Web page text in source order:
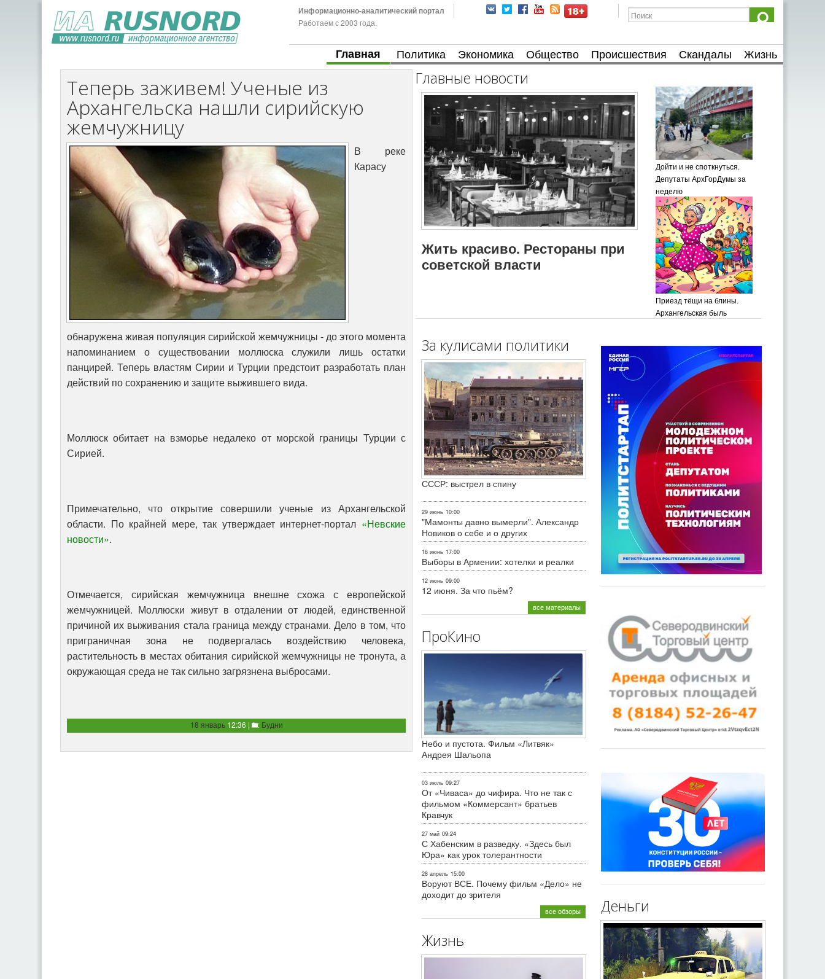
Информационно-аналитический портал
Работаем с 2003 года.
Главная Политика Экономика Общество Происшествия Скандалы Жизнь
Теперь заживем! Ученые из
Архангельска нашли сирийскую
жемчужницу
В реке
Карасу
обнаружена живая популяция сирийской жемчужницы - до этого момента
напоминанием о существовании моллюска служили лишь остатки
панцирей. Теперь властям Сирии и Турции предстоит разработать план
действий по сохранению и защите выжившего вида.
Моллюск обитает на взморье недалеко от морской границы Турции с
Сирией.
Примечательно, что открытие совершили ученые из Архангельской
области. По крайней мере, так утверждает интернет-портал «Невские
новости».
Отмечается, сирийская жемчужница внешне схожа с европейской
жемчужницей. Моллюски живут в отдалении от людей, единственной
причиной их выживания стала граница между странами. Дело в том, что
приграничная зона не подвергалась воздействию человека,
растительность в местах обитания сирийской жемчужницы не тронута, а
окружающая среда не так сильно загрязнена выбросами.
18 январь12:36 | : Будни
Главные новости
Жить красиво. Рестораны при
советской власти
Дойти и не споткнуться.
Депутаты АрхГорДумы за
неделю
Приезд тёщи на блины.
Архангельская быль
За кулисами политики
СССР: выстрел в спину
29 июнь 10:00
"Мамонты давно вымерли". Александр
Новиков о себе и о других
16 июнь 17:00
Выборы в Армении: хотелки и реалки
12 июнь 09:00
12 июня. За что пьём?
все материалы
ПроКино
Небо и пустота. Фильм «Литвяк»
Андрея Шальопа
03 июль 09:27
От «Чиваса» до чифира. Что не так с
фильмом «Коммерсант» братьев
Кравчук
27 май 09:24
С Хабенским в разведку. «Здесь был
Юра» как урок толерантности
28 апрель 15:00
Воруют ВСЕ. Почему фильм «Дело» не
доходит до зрителя
все обзоры
Жизнь
Деньги